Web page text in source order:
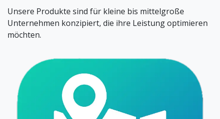
Unsere Produkte sind für kleine bis mittelgroße
Unternehmen konzipiert, die ihre Leistung optimieren
möchten.